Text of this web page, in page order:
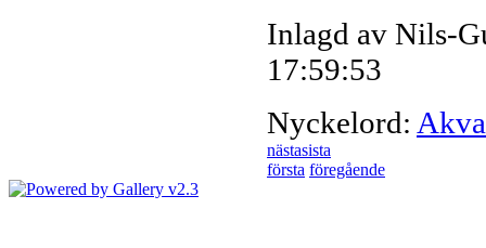
Inlagd av Nils-
17:59:53
Nyckelord:
nästasista
första föregående